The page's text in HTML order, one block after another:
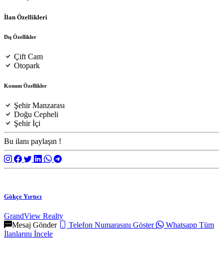
İlan Özellikleri
Dış Özellikler
Çift Cam
Otopark
Konum Özellikler
Şehir Manzarası
Doğu Cepheli
Şehir İçi
Bu ilanı paylaşın !
Gökçe Yırtıcı
GrandView Realty
Mesaj Gönder
Telefon Numarasını Göster Whatsapp Tüm
İlanlarını İncele